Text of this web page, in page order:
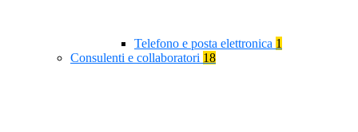
Telefono e posta elettronica 1
Consulenti e collaboratori 18